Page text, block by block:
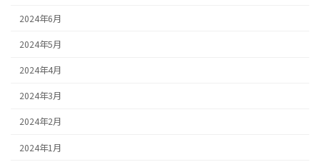
2024年6月
2024年5月
2024年4月
2024年3月
2024年2月
2024年1月